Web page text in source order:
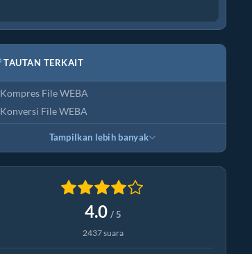
TAUTAN TERKAIT
Kompres File WEBA
Konversi File WEBA
Tampilkan lebih banyak
4.0 / 5
2437 suara